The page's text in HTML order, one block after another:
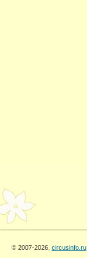
© 2007-2026, circusinfo.ru